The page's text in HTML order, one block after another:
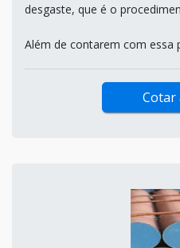
desgaste, que é o
Além de contarem com essa
Cotar